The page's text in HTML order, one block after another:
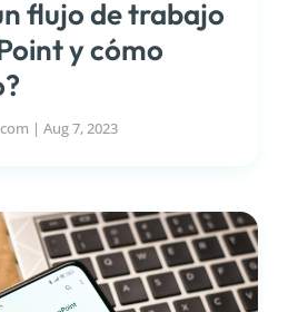
flujo de trabajo
y cómo
| Aug 7, 2023